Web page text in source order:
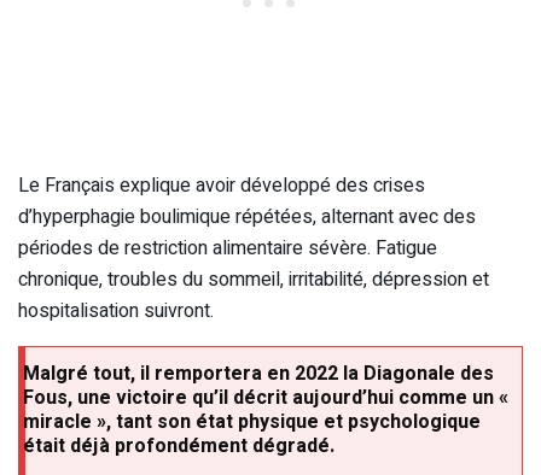
Le Français explique avoir développé des crises
d’hyperphagie boulimique répétées, alternant avec des
périodes de restriction alimentaire sévère. Fatigue
chronique, troubles du sommeil, irritabilité, dépression et
hospitalisation suivront.
Malgré tout, il remportera en 2022 la Diagonale des
Fous, une victoire qu’il décrit aujourd’hui comme un «
miracle », tant son état physique et psychologique
était déjà profondément dégradé.